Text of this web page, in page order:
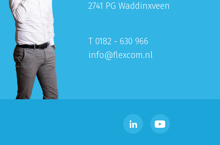
2741 PG Waddinxveen
T 0182 - 630 966
info@flexcom.nl